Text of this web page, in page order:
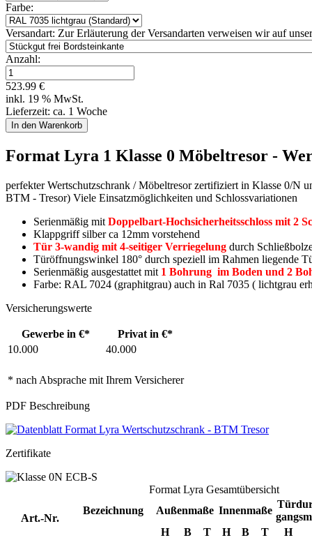
Farbe:
Versandart: Zur Erläuterung der Versandarten verweisen wir auf
Anzahl:
523.99 €
inkl. 19 % MwSt.
Lieferzeit: ca. 1 Woche
Format Lyra 1 Klasse 0 Möbeltresor -
perfekter Wertschutzschrank / Möbeltresor zertifiziert in Klasse 0/N
BTM - Tresor) Viele Einsatzmöglichkeiten und Schlossvariationen
Serienmäßig mit Doppelbart-Hochsicherheitsschloss mit 2
Klappgriff silber ca 12mm vorstehend
Tür 3-wandig mit 4-seitiger Verriegelung durch
Türöffnungswinkel 180° durch speziell im Rahmen liegende
Serienmäßig ausgestattet mit 1 Bohrung im Boden und 2
Farbe: RAL 7024 (graphitgrau) auch in Ral 7035 ( lichtgrau
Versicherungswerte
Gewerbe in €* Privat in €*
* nach Absprache mit Ihrem Versicherer
10.000 40.000
PDF Beschreibung
Zertifikate
Format Lyra Gesamtübersicht
Art.-Nr.
Bezeichnung Außenmaße Innenmaße
H
B T H B T H